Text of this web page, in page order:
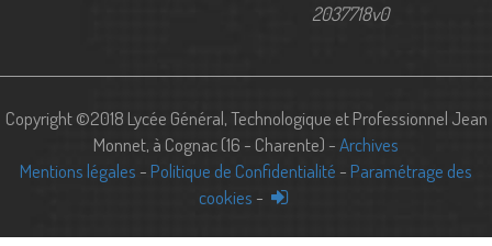
2037718v0
Copyright ©2018 Lycée Général, Technologique et Professionnel Jean
Monnet, à Cognac (16 - Charente) -Archives
Mentions légales - Politique de Confidentialité - Paramétrage des
cookies -